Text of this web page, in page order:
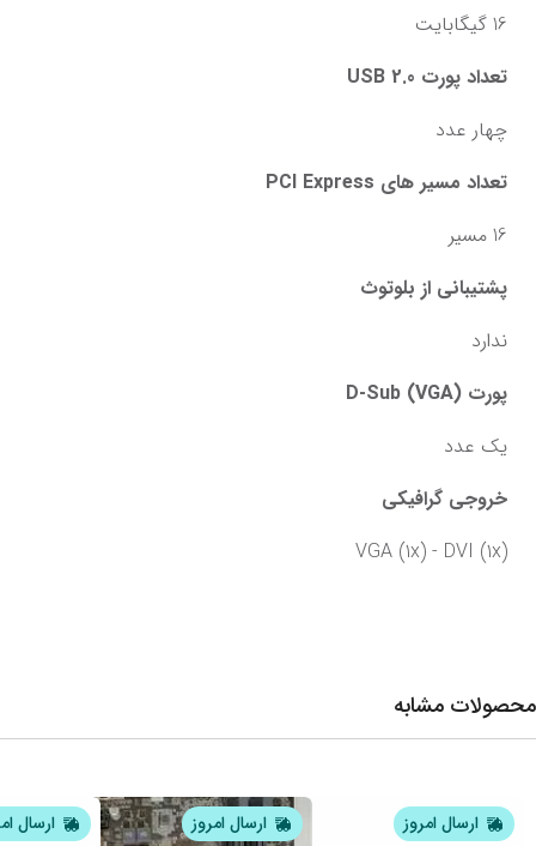
16 گیگابایت
تعداد پورت USB 2.0
چهار عدد
تعداد مسیر های PCI Express
16 مسیر
پشتیبانی از بلوتوث
ندارد
پورت D-Sub (VGA)
یک عدد
خروجی گرافیکی
VGA (1x) - DVI (1x)
محصولات مشابه
ارسال امروز ارسال امروز ارسال